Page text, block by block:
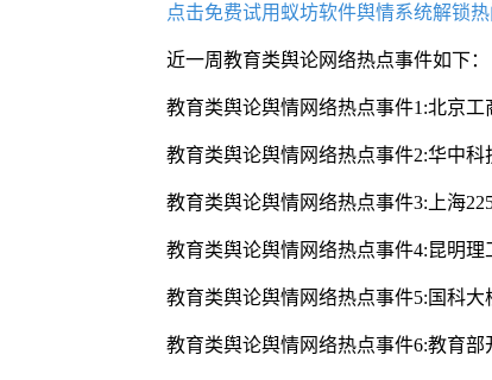
点击免费试用蚁坊软件舆情系统解锁
近一周教育类舆论网络热点事件如下：
教育类舆论舆情网络热点事件1:北京
教育类舆论舆情网络热点事件2:华中
教育类舆论舆情网络热点事件3:上海
教育类舆论舆情网络热点事件4:昆明
教育类舆论舆情网络热点事件5:国科
教育类舆论舆情网络热点事件6:教育